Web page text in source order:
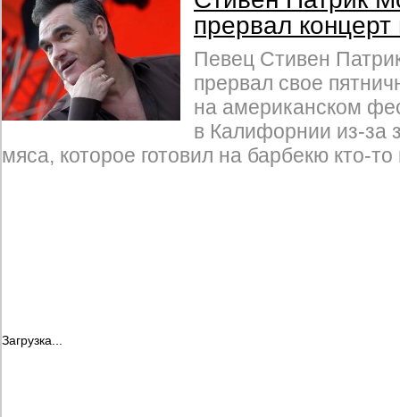
прервал
Певец Стивен
прервал свое
на американском
в Калифорнии из-за
мяса, которое готовил на барбекю кто-то
Загрузка...